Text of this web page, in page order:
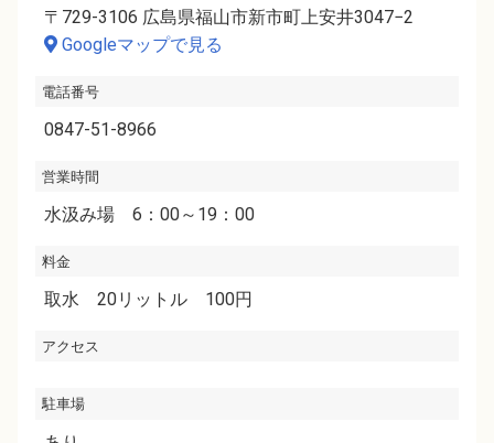
〒729-3106 広島県福山市新市町上安井3047−2
Googleマップで見る
電話番号
0847-51-8966
営業時間
水汲み場 6：00～19：00
料金
取水 20リットル 100円
アクセス
駐車場